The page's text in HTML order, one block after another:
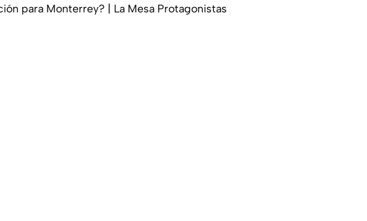
para Monterrey? | La Mesa Protagonistas